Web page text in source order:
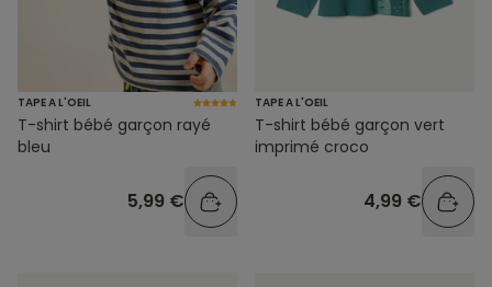
TAPE A L'OEIL
T-shirt bébé garçon rayé
bleu
5,99 €
TAPE A L'OEIL
T-shirt bébé garçon vert
imprimé croco
4,99 €